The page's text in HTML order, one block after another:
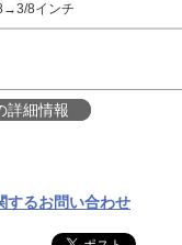
8インチ
詳細情報
するお問い合わせ